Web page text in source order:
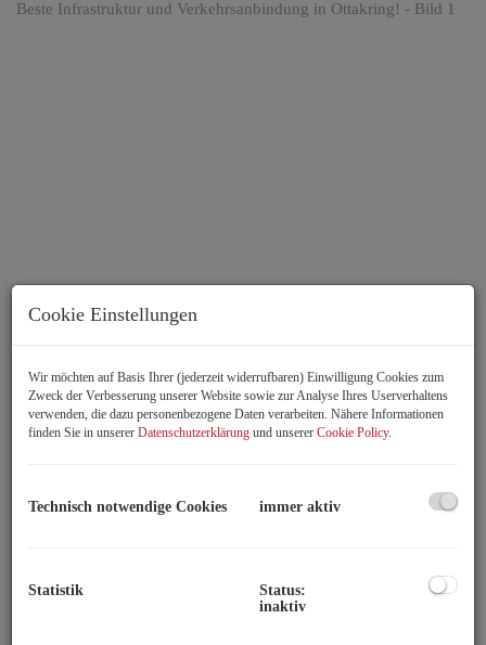
Rundgang
BARRIEREFREIE ORDINATION I PRAXIS
MODERNE BÜRORÄUMLICHKEITEN I ERSTBEZUG
Cookie Einstellungen
Wir möchten auf Basis Ihrer (jederzeit widerrufbaren) Einwilligung Cookies zum
Zweck der Verbesserung unserer Website sowie zur Analyse Ihres Userverhaltens
verwenden, die dazu personenbezogene Daten verarbeiten. Nähere Informationen
finden Sie in unserer Datenschutzerklärung und unserer Cookie Policy.
Technisch notwendige Cookies immer aktiv
Statistik
Status:
inaktiv